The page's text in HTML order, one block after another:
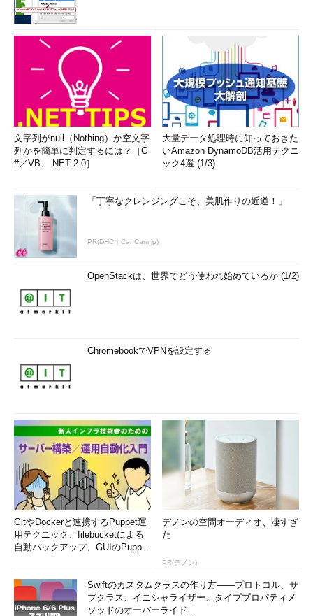
文字列がnull（Nothing）か空文字
列かを簡単に判定するには？［C
#／VB、.NET 2.0］
大量データ処理時に知っておきた
いAmazon DynamoDB活用テクニ
ック4選 (1/3)
「丁寧なクレンジングこそ、美肌作りの近道！」
PR(DHC｜CanCam.jp)
OpenStackは、世界でどう使われ始めているか (1/2)
ChromebookでVPNを設定する
GitやDockerと連携するPuppet運
用テクニック、filebucketによる
自動バックアップ、GUIのPupp
デノンの空間オーディオ、凄すぎ
た
PR(デノン)
Swiftのカスタムクラスの作り方――プロトコル、サ
ブクラス、イニシャライザー、タイププロパティメ
ソッドのオーバーライド...